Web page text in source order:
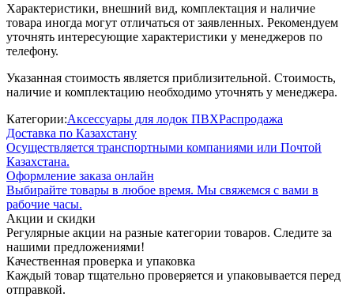
Характеристики, внешний вид, комплектация и наличие
товара иногда могут отличаться от заявленных. Рекомендуем
уточнять интересующие характеристики у менеджеров по
телефону.
Указанная стоимость является приблизительной. Стоимость,
наличие и комплектацию необходимо уточнять у менеджера.
Категории:Аксессуары для лодок ПВХРаспродажа
Доставка по Казахстану
Осуществляется транспортными компаниями или Почтой
Казахстана.
Оформление заказа онлайн
Выбирайте товары в любое время. Мы свяжемся с вами в
рабочие часы.
Акции и скидки
Регулярные акции на разные категории товаров. Следите за
нашими предложениями!
Качественная проверка и упаковка
Каждый товар тщательно проверяется и упаковывается перед
отправкой.